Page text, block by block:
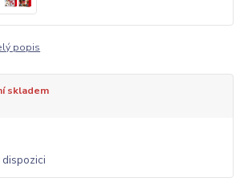
popis
skladem